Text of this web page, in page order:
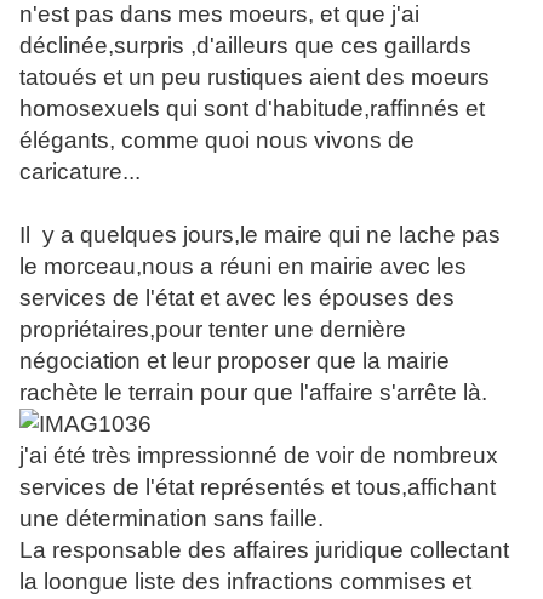
n'est pas dans mes moeurs, et que j'ai
déclinée,surpris ,d'ailleurs que ces gaillards
tatoués et un peu rustiques aient des moeurs
homosexuels qui sont d'habitude,raffinnés et
élégants, comme quoi nous vivons de
caricature...
Il y a quelques jours,le maire qui ne lache pas
le morceau,nous a réuni en mairie avec les
services de l'état et avec les épouses des
propriétaires,pour tenter une dernière
négociation et leur proposer que la mairie
rachète le terrain pour que l'affaire s'arrête là.
j'ai été très impressionné de voir de nombreux
services de l'état représentés et tous,affichant
une détermination sans faille.
La responsable des affaires juridique collectant
la loongue liste des infractions commises et